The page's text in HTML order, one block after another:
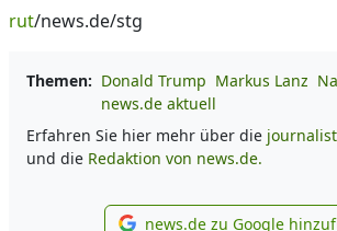
rut/news.de/stg
Themen: Donald Trump Markus Lanz
news.de aktuell
Erfahren Sie hier mehr über die
und die Redaktion von news.de.
news.de zu Google